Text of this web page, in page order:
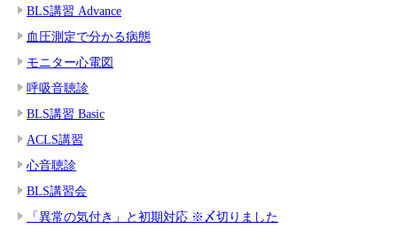
BLS講習 Advance
血圧測定で分かる病態
モニター心電図
呼吸音聴診
BLS講習 Basic
ACLS講習
心音聴診
BLS講習会
「異常の気付き」と初期対応 ※〆切りました